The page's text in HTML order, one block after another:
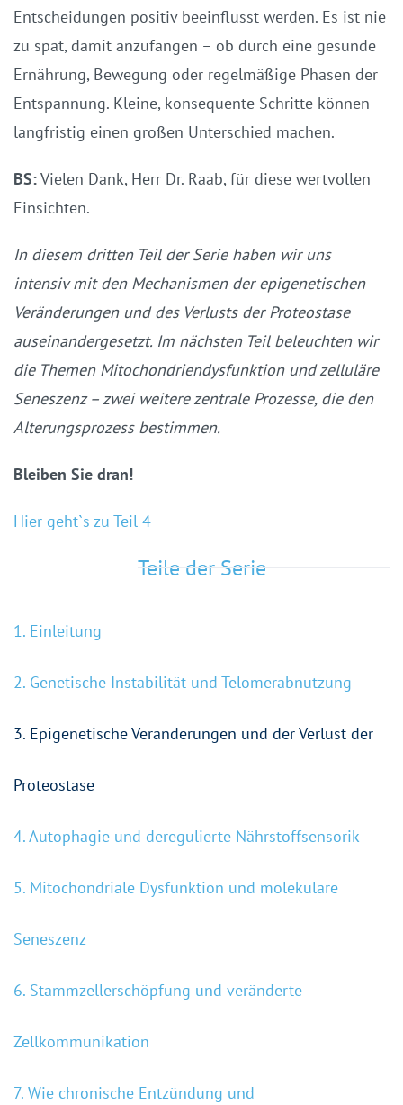
Entscheidungen positiv beeinflusst werden. Es ist nie
zu spät, damit anzufangen – ob durch eine gesunde
Ernährung, Bewegung oder regelmäßige Phasen der
Entspannung. Kleine, konsequente Schritte können
langfristig einen großen Unterschied machen.
BS:Vielen Dank, Herr Dr. Raab, für diese wertvollen
Einsichten.
In diesem dritten Teil der Serie haben wir uns
intensiv mit den Mechanismen der epigenetischen
Veränderungen und des Verlusts der Proteostase
auseinandergesetzt. Im nächsten Teil beleuchten wir
die Themen Mitochondriendysfunktion und zelluläre
Seneszenz – zwei weitere zentrale Prozesse, die den
Alterungsprozess bestimmen.
Bleiben Sie dran!
Hier geht`s zu Teil 4
Teile der Serie
1. Einleitung
2. Genetische Instabilität und Telomerabnutzung
3. Epigenetische Veränderungen und der Verlust der
Proteostase
4. Autophagie und deregulierte Nährstoffsensorik
5. Mitochondriale Dysfunktion und molekulare
Seneszenz
6. Stammzellerschöpfung und veränderte
Zellkommunikation
7. Wie chronische Entzündung und